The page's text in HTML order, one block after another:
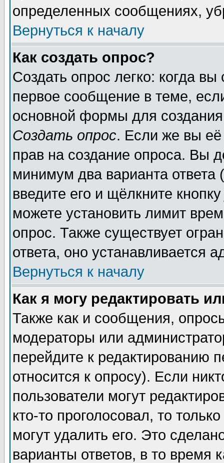
определенных сообщениях,
Вернуться к началу
Как создать опрос?
Создать опрос легко: когда
первое сообщение в теме,
основной формы для
Создать опрос. Если же вы её
прав на создание опроса. Вы
минимум два варианта ответа
введите его и щёлкните
можете установить лимит
опрос. Также существует
ответа, оно устанавливается
Вернуться к началу
Как я могу редактировать
Также как и сообщения,
модераторы или
перейдите к редактированию
относится к опросу). Если
пользователи могут
кто-то проголосовал, то
могут удалить его. Это
варианты ответов, в то время